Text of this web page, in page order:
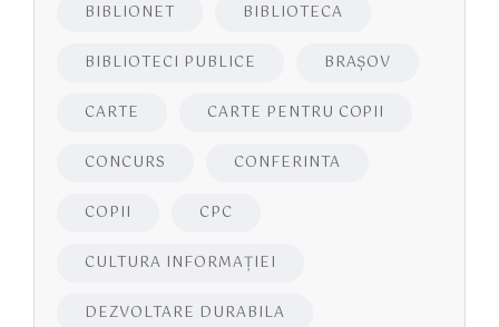
BIBLIONET BIBLIOTECA
BIBLIOTECI PUBLICE BRAŞOV
CARTE CARTE PENTRU COPII
CONCURS CONFERINTA
COPII CPC
CULTURA INFORMAŢIEI
DEZVOLTARE DURABILA